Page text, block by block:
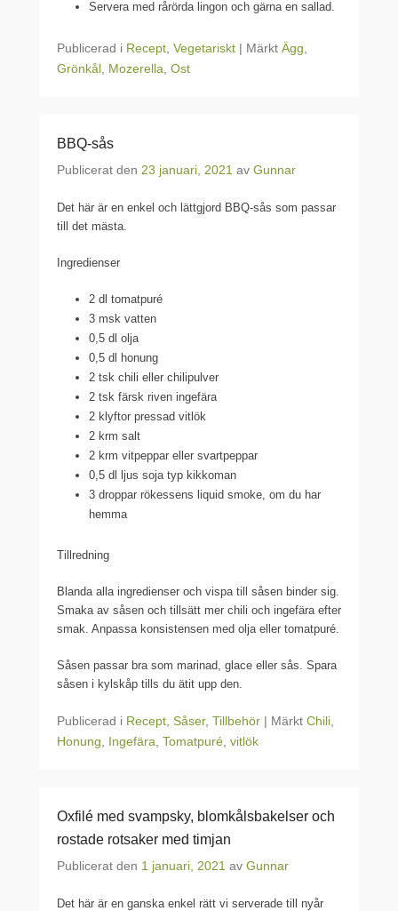
Servera med rårörda lingon och gärna en sallad.
Publicerad i Recept Vegetariskt | Märkt Ägg
Grönkål Mozerella Ost
BBQ-sås
Publicerat den 23 januari, 2021 av Gunnar
Det här är en enkel och lättgjord BBQ-sås som passar
till det mästa.
Ingredienser
2 dl tomatpuré
3 msk vatten
0,5 dl olja
0,5 dl honung
2 tsk chili eller chilipulver
2 tsk färsk riven ingefära
2 klyftor pressad vitlök
2 krm salt
2 krm vitpeppar eller svartpeppar
0,5 dl ljus soja typ kikkoman
3 droppar rökessens liquid smoke, om du har
hemma
Tillredning
Blanda alla ingredienser och vispa till såsen binder sig.
Smaka av såsen och tillsätt mer chili och ingefära efter
smak. Anpassa konsistensen med olja eller tomatpuré.
Såsen passar bra som marinad, glace eller sås. Spara
såsen i kylskåp tills du ätit upp den.
Publicerad i Recept Såser, Tillbehör | Märkt Chili
Honung
Ingefära Tomatpuré vitlök
Oxfilé med svampsky, blomkålsbakelser och
rostade rotsaker med timjan
Publicerat den 1 januari, 2021 av Gunnar
Det här är en ganska enkel rätt vi serverade till nyår